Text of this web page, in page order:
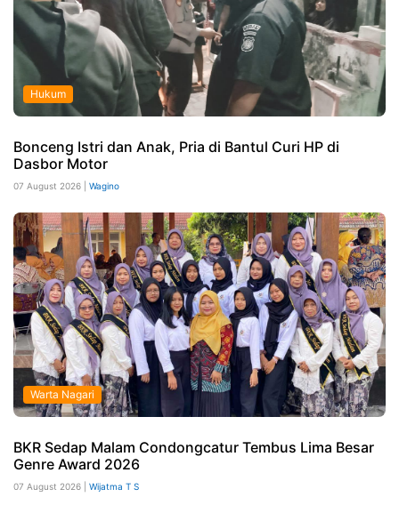
Hukum
Bonceng Istri dan Anak, Pria di Bantul Curi HP di
Dasbor Motor
07 August 2026 | Wagino
Warta Nagari
BKR Sedap Malam Condongcatur Tembus Lima Besar
Genre Award 2026
07 August 2026 | Wijatma T S